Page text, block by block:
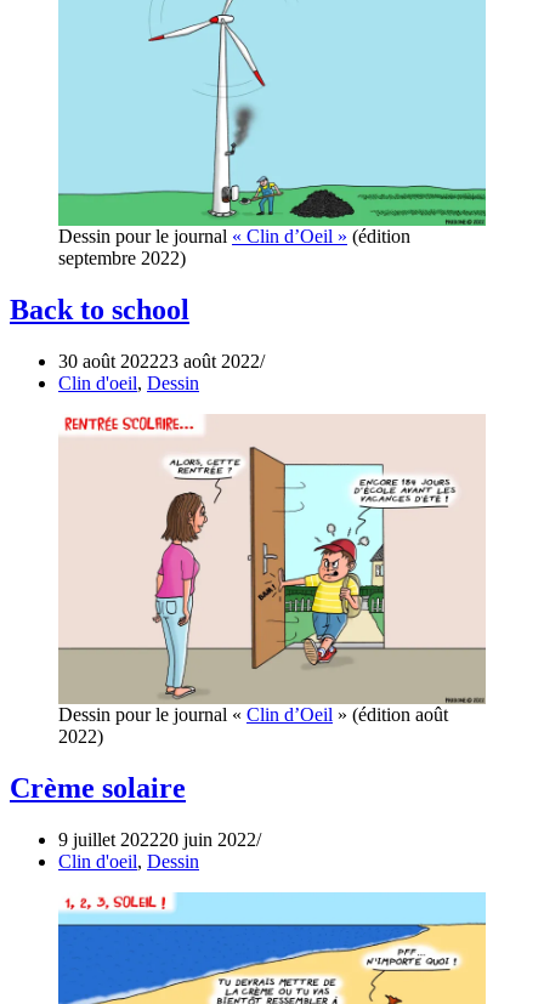
Dessin pour le journal « Clin d’Oeil » (édition
septembre 2022)
Back to school
30 août 202223 août 2022
Clin d'oeil, Dessin
Dessin pour le journal « Clin d’Oeil » (édition août
2022)
Crème solaire
9 juillet 202220 juin 2022
Clin d'oeil, Dessin